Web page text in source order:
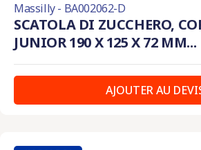
Massilly - BA002062-D
SCATOLA DI ZUCCHERO,
JUNIOR 190 X 125 X 72 MM...
AJOUTER AU